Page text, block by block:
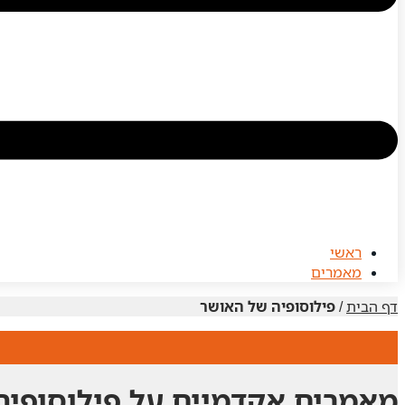
ראשי
מאמרים
דף הבית/פילוסופיה של האושר